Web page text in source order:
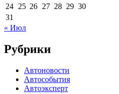
24 25 26 27 28 29 30
31
« Июл
Рубрики
Автоновости
Автособытия
Автоэксперт